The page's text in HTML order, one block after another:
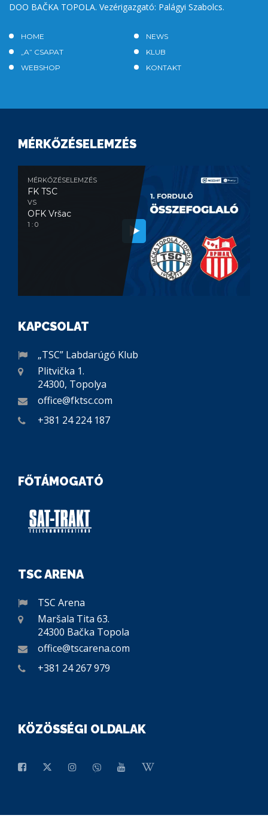
DOO BAČKA TOPOLA. Vezérigazgató: Palágyi Szabolcs.
HOME
NEWS
„A” CSAPAT
KLUB
WEBSHOP
KONTAKT
MÉRKŐZÉSELEMZÉS
MÉRKŐZÉSELEMZÉS
FK TSC
VS
OFK Vršac
1 : 0
KAPCSOLAT
„TSC” Labdarúgó Klub
Plitvička 1.
24300, Topolya
office@fktsc.com
+381 24 224 187
FŐTÁMOGATÓ
TSC ARENA
TSC Arena
Maršala Tita 63.
24300 Bačka Topola
office@tscarena.com
+381 24 267 979
KÖZÖSSÉGI OLDALAK